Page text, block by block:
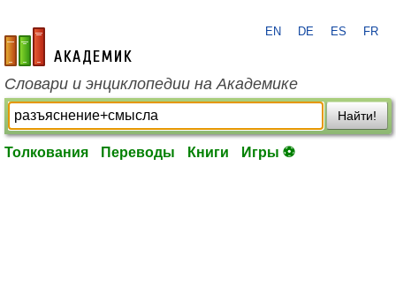
academic.ru
EN DE ES FR
Словари и энциклопедии на Академике
Найти!
Толкования Переводы Книги Игры ⚽